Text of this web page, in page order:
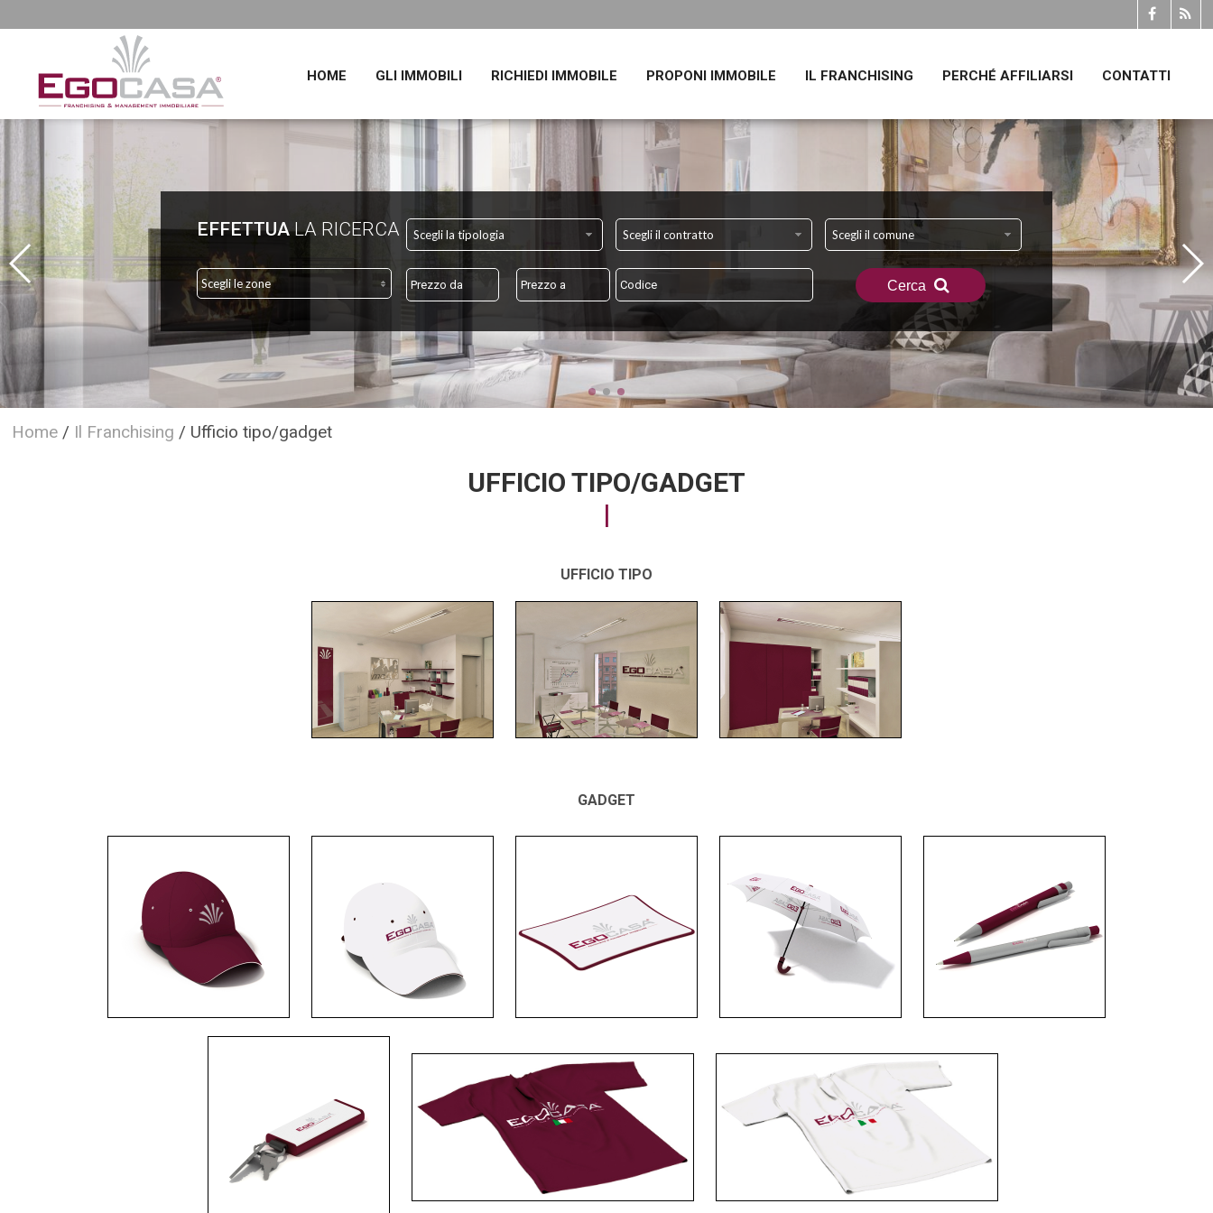
HOME GLI IMMOBILI RICHIEDI IMMOBILE PROPONI IMMOBILE IL FRANCHISING PERCHÉ AFFILIARSI CONTATTI
EFFETTUALA RICERCA Scegli la tipologia Scegli il contratto Scegli il comune
Scegli le zone Cerca
Home / Il Franchising / Ufficio tipo/gadget
UFFICIO TIPO/GADGET
UFFICIO TIPO
GADGET